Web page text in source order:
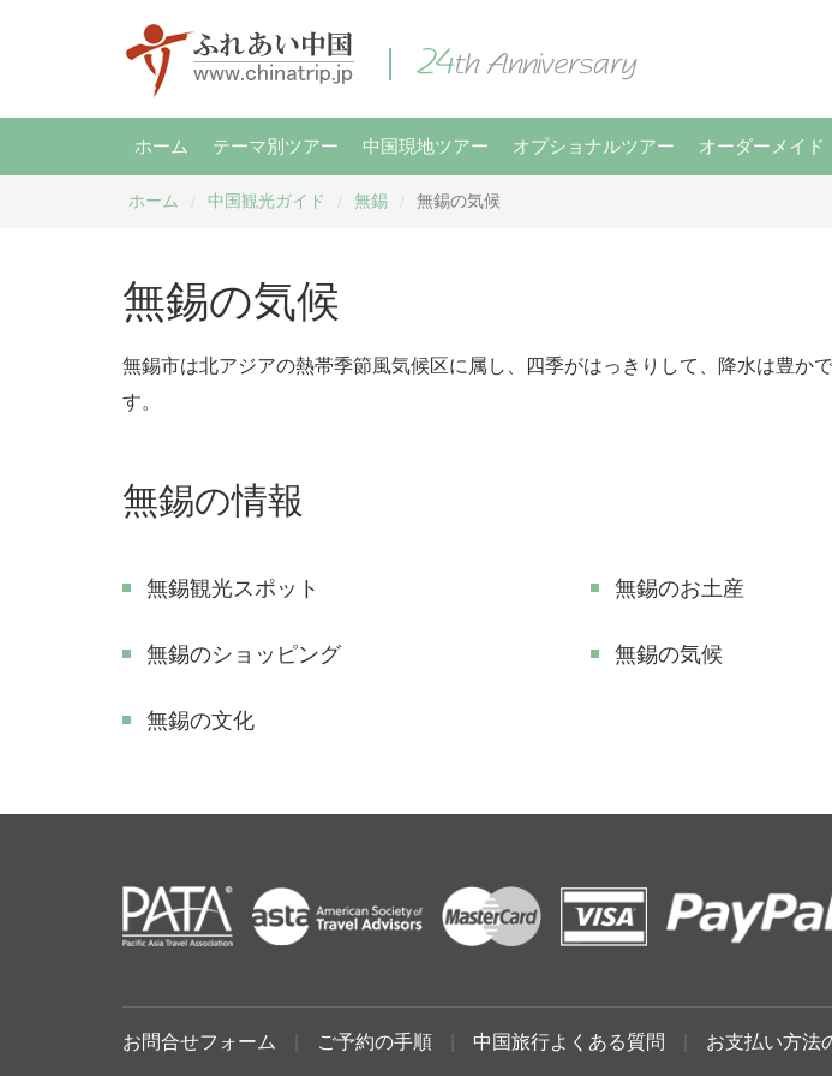
ホーム テーマ別ツアー 中国現地ツアー オプショナルツアー オーダーメイド
ホーム 中国観光ガイド 無錫 無錫の気候
無錫の気候
無錫市は北アジアの熱帯季節風気候区に属し、四季がはっきりして、降水は豊
す。
無錫の情報
無錫観光スポット 無錫のお土産
無錫のショッピング 無錫の気候
無錫の文化
お問合せフォーム ご予約の手順 中国旅行よくある質問 お支払い方法